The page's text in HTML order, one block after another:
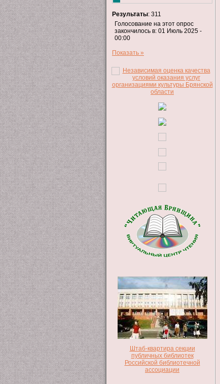
Результаты: 311
Голосование на этот опрос
закончилось в: 01 Июль 2025 -
00:00
Показать »
Штаб-квартира секции
публичных библиотек
Российской библиотечной
ассоциации